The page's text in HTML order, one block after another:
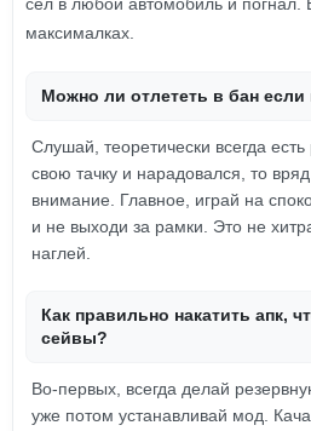
максималках.
Можно ли отлететь в бан
Слушай, теоретически всегда
свою тачку и нарадовался, то
внимание. Главное, играй на
и не выходи за рамки. Это не
наглей.
Как правильно накатить апк,
сейвы?
Во-первых, всегда делай
уже потом устанавливай мод.